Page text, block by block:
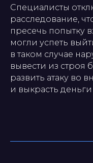
Специалисты
расследование,
пресечь попытку
могли успеть
в таком случае
вывести из строя
развить атаку во
и выкрасть деньги